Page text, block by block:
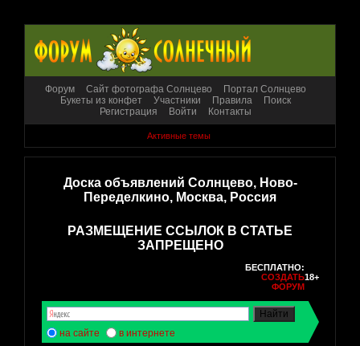
Форум Сайт фотографа Солнцево
Портал Солнцево
Букеты из конфет
Участники Правила
Поиск
Регистрация
Войти Контакты
Активные темы
Доска объявлений Солнцево, Ново-
Переделкино, Москва, Россия
РАЗМЕЩЕНИЕ ССЫЛОК В СТАТЬЕ
ЗАПРЕЩЕНО
БЕСПЛАТНО:
СОЗДАТЬ
ФОРУМ
18+
на сайте в интернете